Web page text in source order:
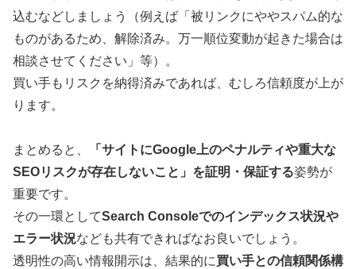
込むなどしましょう（例えば「被リンクにややスパム的な
ものがあるため、解除済み。万一順位変動が起きた場合は
相談させてください」等）。
買い手もリスクを納得済みであれば、むしろ信頼度が上が
ります。
まとめると、
「サイトにGoogle上のペナルティや重大な
SEOリスクが存在しないこと」を証明・保証する姿勢が
重要です。
その一環としてSearch Consoleでのインデックス状況や
エラー状況なども共有できればなお良いでしょう。
透明性の高い情報開示は、結果的に買い手との信頼関係構